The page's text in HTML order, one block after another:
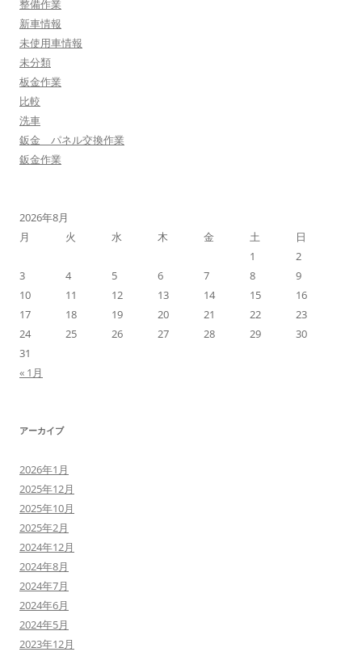
整備作業
新車情報
未使用車情報
未分類
板金作業
比較
洗車
鈑金 パネル交換作業
鈑金作業
2026年8月
月
火 水 木 金 土
日
1
2
3
4 5 6 7 8
9
10
11 12 13 14 15
16
17
18 19 20 21 22
23
24
25 26 27 28 29
30
31
« 1月
アーカイブ
2026年1月
2025年12月
2025年10月
2025年2月
2024年12月
2024年8月
2024年7月
2024年6月
2024年5月
2023年12月